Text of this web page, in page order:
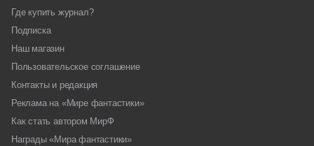
Где купить журнал?
Подписка
Наш магазин
Пользовательское соглашение
Контакты и редакция
Реклама на «Мире фантастики»
Как стать автором МирФ
Награды «Мира фантастики»